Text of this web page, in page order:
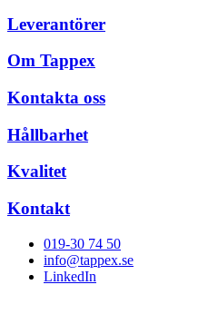
Leverantörer
Om Tappex
Kontakta oss
Hållbarhet
Kvalitet
Kontakt
019-30 74 50
info@tappex.se
LinkedIn